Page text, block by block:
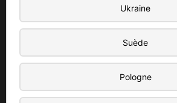
Ukraine
Suède
Pologne